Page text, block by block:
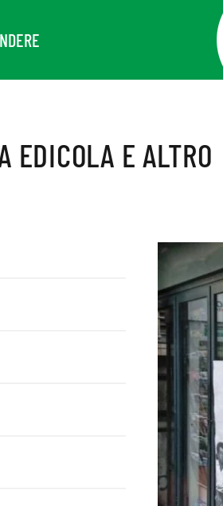
EDICOLA E ALTRO